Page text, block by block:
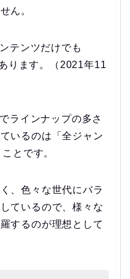
ん。
テンツだけでも
ります。（2021年11
ラインナップの多さ
いるのは「全ジャン
とです。
、色々な世代にバラ
ているので、様々な
するのが理想として